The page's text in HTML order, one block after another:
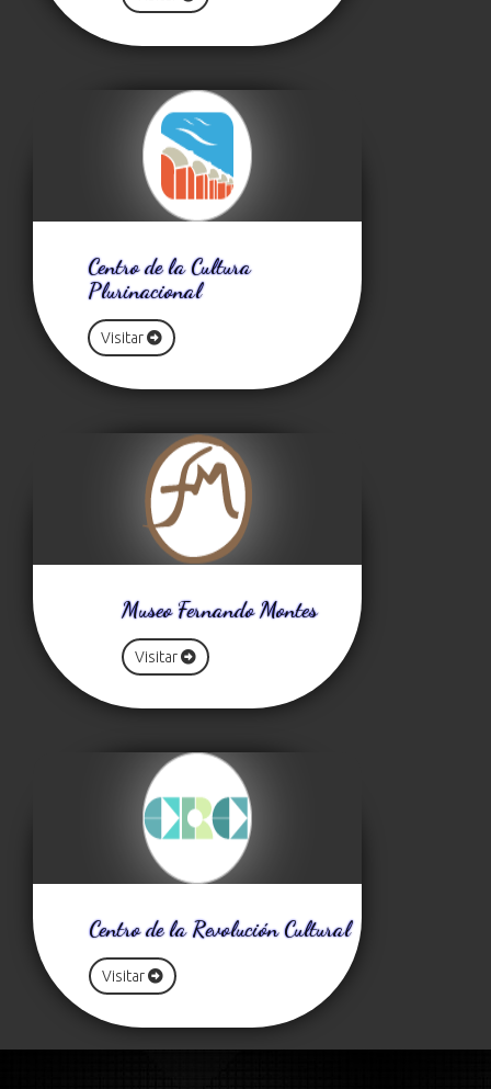
Centro de la Cultura
Plurinacional
Visitar
Museo Fernando Montes
Visitar
Centro de la Revolución Cultural
Visitar